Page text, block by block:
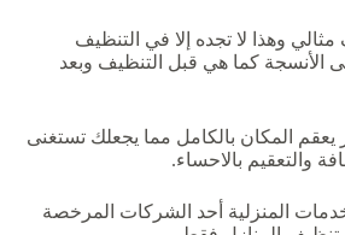
مثالي وهذا لا تجده إلا في التنظيف
الأنسجة كما هي قبل التنظيف وبعد
يعقم المكان بالكامل مما يجعلك تستغنى
والتعقيم بالاحساء.
المنزلية أحد الشركات المرخصة